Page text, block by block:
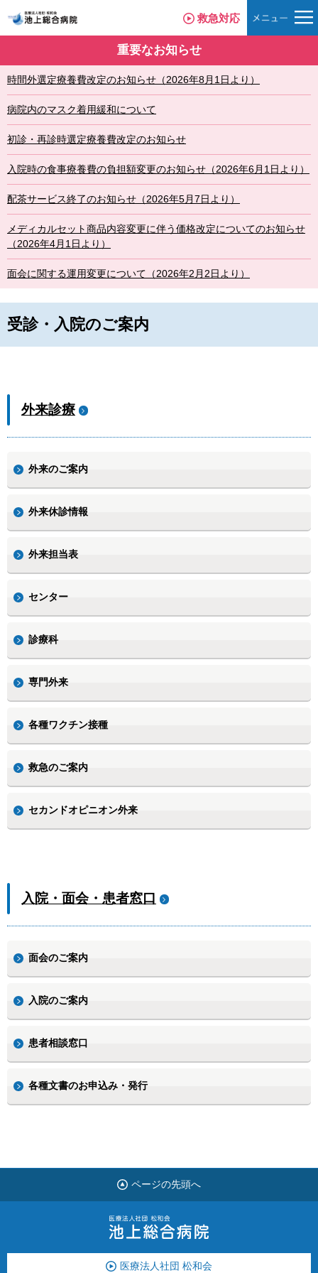
救急対応
重要なお知らせ
時間外選定療養費改定のお知らせ（2026年8月1日より）
病院内のマスク着用緩和について
初診・再診時選定療養費改定のお知らせ
入院時の食事療養費の負担額変更のお知らせ（2026年6月1日より）
配茶サービス終了のお知らせ（2026年5月7日より）
メディカルセット商品内容変更に伴う価格改定についてのお知らせ
（2026年4月1日より）
面会に関する運用変更について（2026年2月2日より）
受診・入院のご案内
外来診療
外来のご案内
外来休診情報
外来担当表
センター
診療科
専門外来
各種ワクチン接種
救急のご案内
セカンドオピニオン外来
入院・面会・患者窓口
面会のご案内
入院のご案内
患者相談窓口
各種文書のお申込み・発行
ページの先頭へ
医療法人社団 松和会